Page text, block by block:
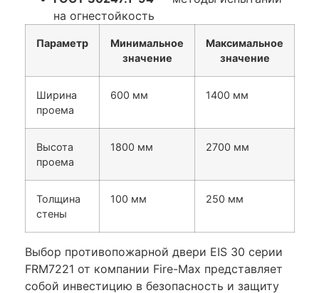
на огнестойкость
Параметр
Минимальное
значение
Максимальное
значение
Ширина
проема
600 мм 1400 мм
Высота
проема
1800 мм 2700 мм
Толщина
стены
100 мм 250 мм
Выбор противопожарной двери EIS 30 серии
FRM7221 от компании Fire-Max представляет
собой инвестицию в безопасность и защиту